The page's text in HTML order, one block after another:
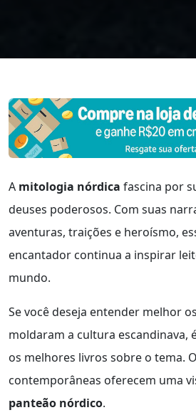
A mitologia nórdica fascina por
deuses poderosos. Com suas
aventuras, traições e heroísmo,
encantador continua a inspirar
mundo.
Se você deseja entender melhor os
moldaram a cultura escandinava,
os melhores livros sobre o tema.
contemporâneas oferecem uma
panteão nórdico.